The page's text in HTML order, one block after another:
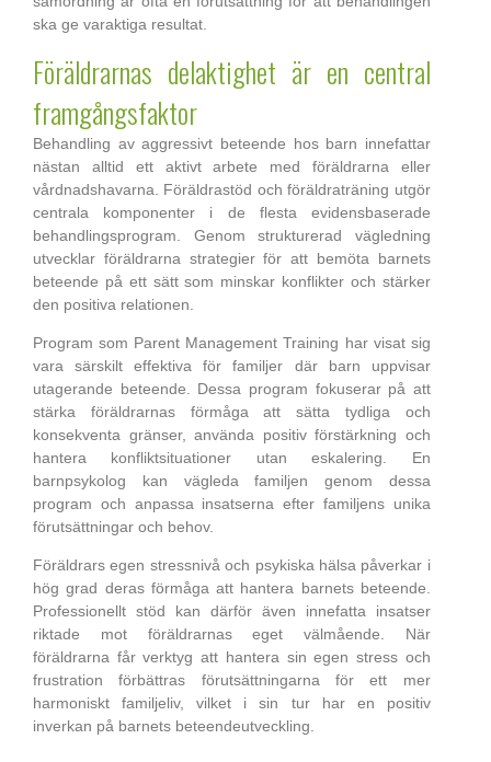
ska ge varaktiga resultat.
Föräldrarnas delaktighet är en central
framgångsfaktor
Behandling av aggressivt beteende hos barn innefattar
nästan alltid ett aktivt arbete med föräldrarna eller
vårdnadshavarna. Föräldrastöd och föräldraträning utgör
centrala komponenter i de flesta evidensbaserade
behandlingsprogram. Genom strukturerad vägledning
utvecklar föräldrarna strategier för att bemöta barnets
beteende på ett sätt som minskar konflikter och stärker
den positiva relationen.
Program som Parent Management Training har visat sig
vara särskilt effektiva för familjer där barn uppvisar
utagerande beteende. Dessa program fokuserar på att
stärka föräldrarnas förmåga att sätta tydliga och
konsekventa gränser, använda positiv förstärkning och
hantera konfliktsituationer utan eskalering. En
barnpsykolog kan vägleda familjen genom dessa
program och anpassa insatserna efter familjens unika
förutsättningar och behov.
Föräldrars egen stressnivå och psykiska hälsa påverkar i
hög grad deras förmåga att hantera barnets beteende.
Professionellt stöd kan därför även innefatta insatser
riktade mot föräldrarnas eget välmående. När
föräldrarna får verktyg att hantera sin egen stress och
frustration förbättras förutsättningarna för ett mer
harmoniskt familjeliv, vilket i sin tur har en positiv
inverkan på barnets beteendeutveckling.